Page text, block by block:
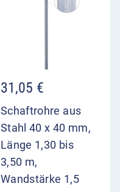
31,05 €
Schaftrohre aus
Stahl 40 x 40 mm,
Länge 1,30 bis
3,50 m,
Wandstärke 1,5